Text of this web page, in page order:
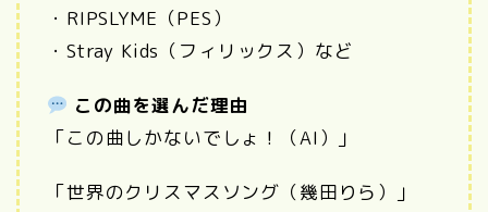
・RIPSLYME（PES）
・Stray Kids（フィリックス）など
この曲を選んだ理由
「この曲しかないでしょ！（AI）」
「世界のクリスマスソング（幾田りら）」